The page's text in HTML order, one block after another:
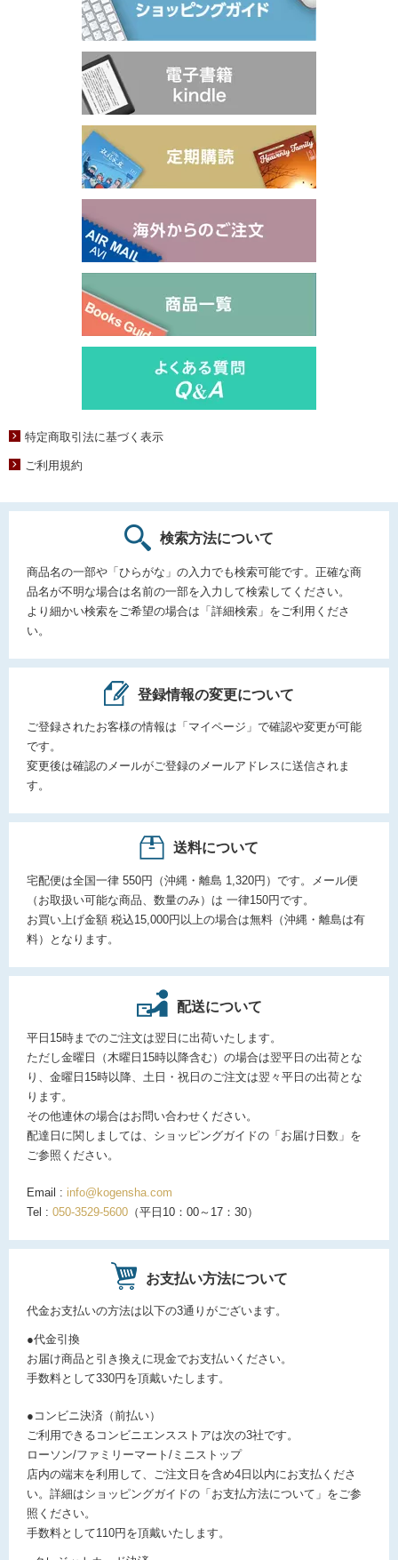
特定商取引法に基づく表示
ご利用規約
検索方法について
商品名の一部や「ひらがな」の入力でも検索可能です。正確な商
品名が不明な場合は名前の一部を入力して検索してください。
より細かい検索をご希望の場合は「詳細検索」をご利用くださ
い。
登録情報の変更について
ご登録されたお客様の情報は「マイページ」で確認や変更が可能
です。
変更後は確認のメールがご登録のメールアドレスに送信されま
す。
送料について
宅配便は全国一律 550円（沖縄・離島 1,320円）です。メール便
（お取扱い可能な商品、数量のみ）は 一律150円です。
お買い上げ金額 税込15,000円以上の場合は無料（沖縄・離島は有
料）となります。
配送について
平日15時までのご注文は翌日に出荷いたします。
ただし金曜日（木曜日15時以降含む）の場合は翌平日の出荷とな
り、金曜日15時以降、土日・祝日のご注文は翌々平日の出荷とな
ります。
その他連休の場合はお問い合わせください。
配達日に関しましては、ショッピングガイドの「お届け日数」を
ご参照ください。
Email : info@kogensha.com
Tel : 050-3529-5600 （平日10：00～17：30）
お支払い方法について
代金お支払いの方法は以下の3通りがございます。
●代金引換
お届け商品と引き換えに現金でお支払いください。
手数料として330円を頂戴いたします。
●コンビニ決済（前払い）
ご利用できるコンビニエンスストアは次の3社です。
ローソン/ファミリーマート/ミニストップ
店内の端末を利用して、ご注文日を含め4日以内にお支払くださ
い。詳細はショッピングガイドの「お支払方法について」をご参
照ください。
手数料として110円を頂戴いたします。